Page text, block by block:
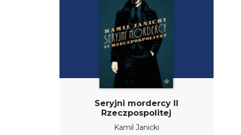
Seryjni mordercy II
Rzeczpospolitej
Kamil Janicki